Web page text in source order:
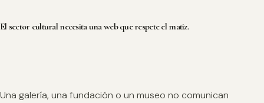
El sector cultural necesita una web que respete el matiz.
Una galería, una fundación o un museo no comunican